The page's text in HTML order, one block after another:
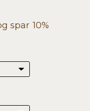
spar 10%